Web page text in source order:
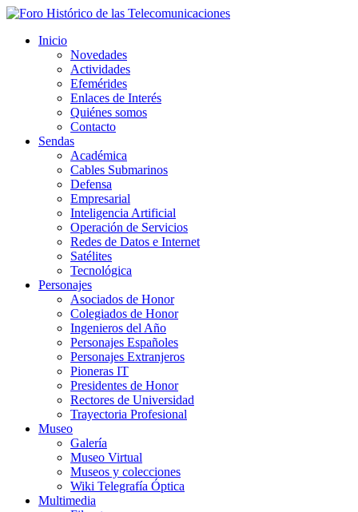
Inicio
Novedades
Actividades
Efemérides
Enlaces de Interés
Quiénes somos
Contacto
Sendas
Académica
Cables Submarinos
Defensa
Empresarial
Inteligencia Artificial
Operación de Servicios
Redes de Datos e Internet
Satélites
Tecnológica
Personajes
Asociados de Honor
Colegiados de Honor
Ingenieros del Año
Personajes Españoles
Personajes Extranjeros
Pioneras IT
Presidentes de Honor
Rectores de Universidad
Trayectoria Profesional
Museo
Galería
Museo Virtual
Museos y colecciones
Wiki Telegrafía Óptica
Multimedia